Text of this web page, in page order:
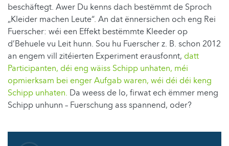
beschäftegt. Awer Du kenns dach bestëmmt de Sproch
„Kleider machen Leute“. An dat ënnersichen och eng Rei
Fuerscher: wéi een Effekt bestëmmte Kleeder op
d’Behuele vu Leit hunn. Sou hu Fuerscher z. B. schon 2012
an engem vill zitéierten Experiment erausfonnt, datt
Participanten, déi eng wäiss Schipp unhaten, méi
opmierksam bei enger Aufgab waren, wéi déi déi keng
Schipp unhaten. Da weess de lo, firwat ech ëmmer meng
Schipp unhunn – Fuerschung ass spannend, oder?